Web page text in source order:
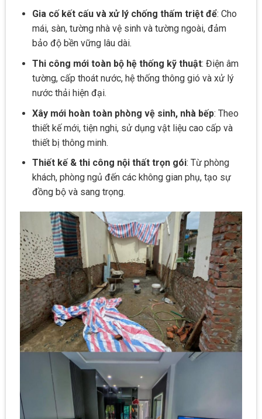
Gia cố kết cấu và xử lý chống thấm triệt để: Cho
mái, sàn, tường nhà vệ sinh và tường ngoài, đảm
bảo độ bền vững lâu dài.
Thi công mới toàn bộ hệ thống kỹ thuật: Điện âm
tường, cấp thoát nước, hệ thống thông gió và xử lý
nước thải hiện đại.
Xây mới hoàn toàn phòng vệ sinh, nhà bếp: Theo
thiết kế mới, tiện nghi, sử dụng vật liệu cao cấp và
thiết bị thông minh.
Thiết kế & thi công nội thất trọn gói: Từ phòng
khách, phòng ngủ đến các không gian phụ, tạo sự
đồng bộ và sang trọng.